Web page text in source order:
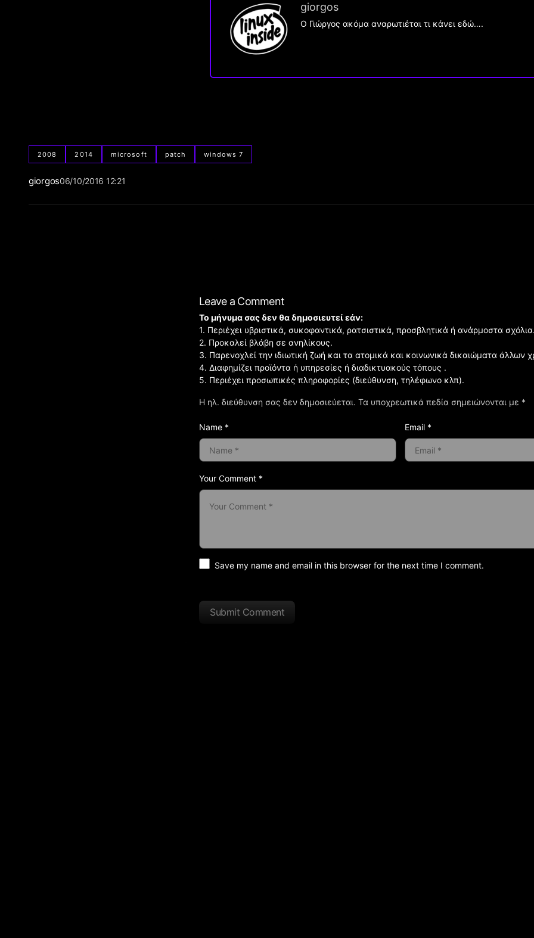
giorgos
Ο Γιώργος ακόμα αναρωτιέται τι κάνει εδώ….
2008 2014 microsoft patch windows 7
giorgos06/10/2016 12:21
Leave a Comment
Η ηλ. διεύθυνση σας δεν δημοσιεύεται. Τα υποχρεωτικά πεδία σημειώνονται με *
Your Comment *
Το μήνυμα σας δεν θα δημοσιευτεί εάν:
1. Περιέχει υβριστικά, συκοφαντικά, ρατσιστικά, προσβλητικά ή ανάρμοστα σχόλια.
2. Προκαλεί βλάβη σε ανηλίκους.
3. Παρενοχλεί την ιδιωτική ζωή και τα ατομικά και κοινωνικά δικαιώματα άλλων
4. Διαφημίζει προϊόντα ή υπηρεσίες ή διαδικτυακούς τόπους .
5. Περιέχει προσωπικές πληροφορίες (διεύθυνση, τηλέφωνο κλπ).
Name * Email *
Save my name and email in this browser for the next time I comment.
Submit Comment